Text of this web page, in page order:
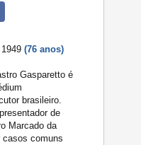
1949(76 anos)
Gasparetto é
brasileiro.
de
Marcado da
casos comuns